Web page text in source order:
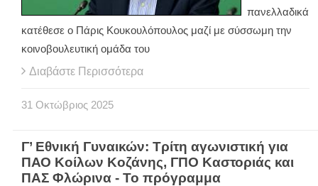
πανελλαδικά
κατέθεσε ο Πάρις Κουκουλόπουλος μαζί με σύσσωμη την
κοινοβουλευτική ομάδα του
Διαβάστε Περισσότερα
31 Οκτώβριος 2025
Γ’ Εθνική Γυναικών: Τρίτη αγωνιστική για
ΠΑΟ Κοίλων Κοζάνης, ΓΠΟ Καστοριάς και
ΠΑΣ Φλώρινα - Το πρόγραμμα